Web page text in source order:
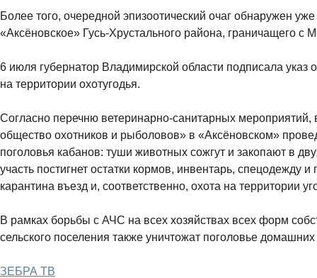
Более того, очередной эпизоотический очаг обнаружен
«Аксёновское» Гусь-Хрустального района, граничащего с
6 июля губернатор Владимирской области подписала указ
на территории охотугодья.
Согласно перечню ветеринарно-санитарных
общество охотников и рыболовов» в «Аксёновском»
поголовья кабанов: туши животных сожгут и закопают в
участь постигнет остатки кормов, инвентарь, спецодежду
карантина въезд и, соответственно, охота на территории
В рамках борьбы с АЧС на всех хозяйствах всех форм
сельского поселения также уничтожат поголовье
ЗЕБРА ТВ